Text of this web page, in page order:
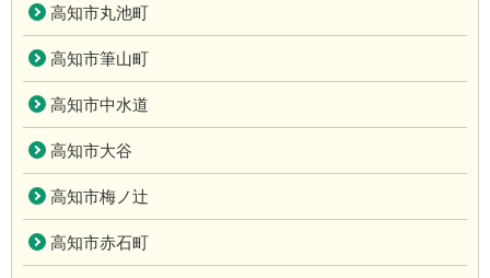
高知市丸池町
高知市筆山町
高知市中水道
高知市大谷
高知市梅ノ辻
高知市赤石町